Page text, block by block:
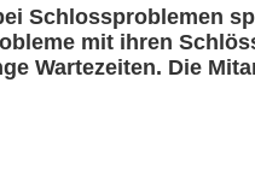
Schlossproblemen
mit ihren
Wartezeiten. Die